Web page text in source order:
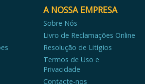
A NOSSA EMPRESA
Sobre Nós
Livro de Reclamações Online
Resolução de Litígios
Termos de Uso e
Privacidade
Contacte-nos